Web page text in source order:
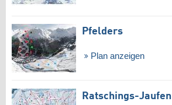
Pfelders
Plan anzeigen
Ratschings-Jaufen